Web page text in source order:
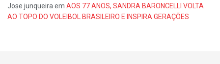
Jose junqueiraem AOS 77 ANOS, SANDRA BARONCELLI VOLTA
AO TOPO DO VOLEIBOL BRASILEIRO E INSPIRA GERAÇÕES